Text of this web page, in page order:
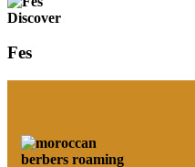
Discover
Fes